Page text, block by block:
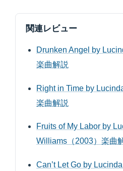
関連レビュー
Drunken Angel by
楽曲解説
Right in Time by
楽曲解説
Fruits of My Labor by
Williams（2003）楽曲
Can’t Let Go by